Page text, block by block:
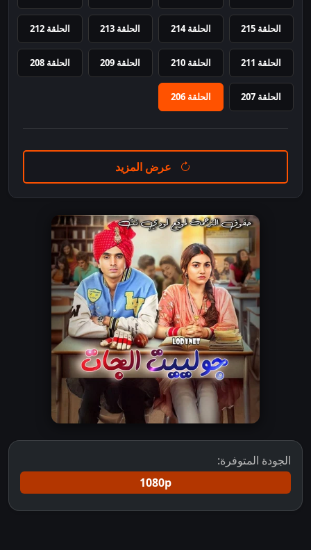
الحلقة 215 الحلقة 214 الحلقة 213 الحلقة 212
الحلقة 211 الحلقة 210 الحلقة 209 الحلقة 208
الحلقة 207 الحلقة 206
عرض المزيد
الجودة المتوفرة:
1080p